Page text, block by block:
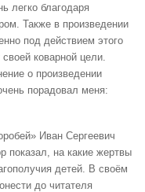
легко благодаря
Также в произведении
под действием этого
коварной цели.
о произведении
порадовал меня:
Иван Сергеевич
показал, на какие жертвы
детей. В своём
до читателя